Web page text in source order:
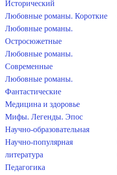
Исторический
Любовные романы. Короткие
Любовные романы.
Остросюжетные
Любовные романы.
Современные
Любовные романы.
Фантастические
Медицина и здоровье
Мифы. Легенды. Эпос
Научно-образовательная
Научно-популярная
литература
Педагогика